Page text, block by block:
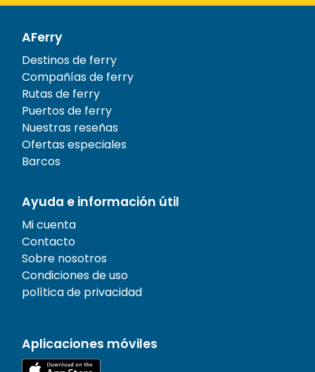
AFerry
Destinos de ferry
Compañías de ferry
Rutas de ferry
Puertos de ferry
Nuestras reseñas
Ofertas especiales
Barcos
Ayuda e información útil
Mi cuenta
Contacto
Sobre nosotros
Condiciones de uso
política de privacidad
Aplicaciones móviles